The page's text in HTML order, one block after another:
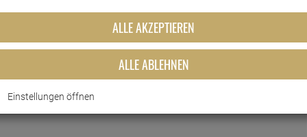
Stick 75ml - Protect & Care
Kurzbeschreibung
ALLE AKZEPTIEREN
ALLE ABLEHNEN
Einstellungen öffnen